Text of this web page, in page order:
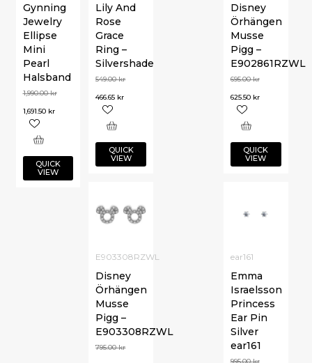
Gynning
Jewelry
Ellipse
Mini
Pearl
Halsband
1,990.00kr
1,691.50 kr
QUICK
VIEW
Disney
Örhängen
Musse
Pigg –
E902861RZWL
695.00kr
625.50 kr
QUICK
VIEW
Lily And
Rose
Grace
Ring –
Silvershade
549.00kr
466.65 kr
QUICK
VIEW
ear161
Emma
Israelsson
Princess
Ear Pin
Silver
ear161
995.00kr
E903308RZWL
Disney
Örhängen
Musse
Pigg –
E903308RZWL
795.00kr